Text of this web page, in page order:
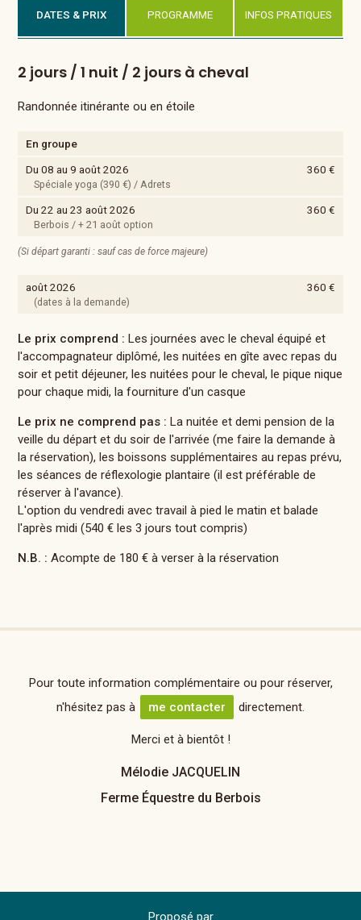
DATES & PRIX PROGRAMME INFOS PRATIQUES
2 jours / 1 nuit / 2 jours à cheval
Randonnée itinérante ou en étoile
En groupe
Du 08 au 9 août 2026
360 €
Spéciale yoga (390 €) / Adrets
Du 22 au 23 août 2026 360 €
Berbois / + 21 août option
(Si départ garanti : sauf cas de force majeure)
août 2026 360 €
(dates à la demande)
Le prix comprend : Les journées avec le cheval équipé et
l'accompagnateur diplômé, les nuitées en gîte avec repas du
soir et petit déjeuner, les nuitées pour le cheval, le pique nique
pour chaque midi, la fourniture d'un casque
Le prix ne comprend pas : La nuitée et demi pension de la
veille du départ et du soir de l'arrivée (me faire la demande à
la réservation), les boissons supplémentaires au repas prévu,
les séances de réflexologie plantaire (il est préférable de
réserver à l'avance).
L'option du vendredi avec travail à pied le matin et balade
l'après midi (540 € les 3 jours tout compris)
N.B. : Acompte de 180 € à verser à la réservation
Pour toute information complémentaire ou pour réserver,
n'hésitez pas à
me contacter directement.
Merci et à bientôt !
Mélodie JACQUELIN
Ferme Équestre du Berbois
Proposé par